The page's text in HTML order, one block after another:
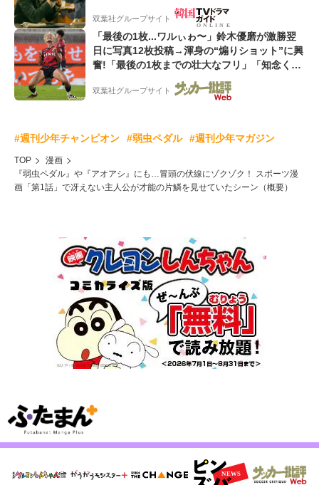
双葉社グループサイト
「最後の1枚...ワルぃゎ〜」鈴木優磨が激勝翌
日に写真12枚投稿→渾身の“煽りショット”に興
奮!「最後の1枚までの壮大なフリ」「知念くん
のことどんだけ好きなんよw」
双葉社グループサイト
#週刊少年チャンピオン #弱虫ペダル #週刊少年マガジン
TOP
漫画
『弱虫ペダル』や『アオアシ』にも…冒頭の伏線にゾクゾク！ スポーツ漫
画「第1話」で冴えない主人公が才能の片鱗を見せていたシーン（概要）